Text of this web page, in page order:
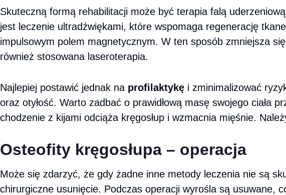
Skuteczną formą rehabilitacji może być terapia falą
jest leczenie ultradźwiękami, które wspomaga regenerację
impulsowym polem magnetycznym. W ten sposób zmniejsza
również stosowana laseroterapia.
Najlepiej postawić jednak na profilaktykę i zminimalizować
oraz otyłość. Warto zadbać o prawidłową masę swojego ciała
chodzenie z kijami odciąża kręgosłup i wzmacnia mięśnie.
Osteofity kręgosłupa – operacja
Może się zdarzyć, że gdy żadne inne metody leczenia nie są
chirurgiczne usunięcie. Podczas operacji wyrośla są usuwane,